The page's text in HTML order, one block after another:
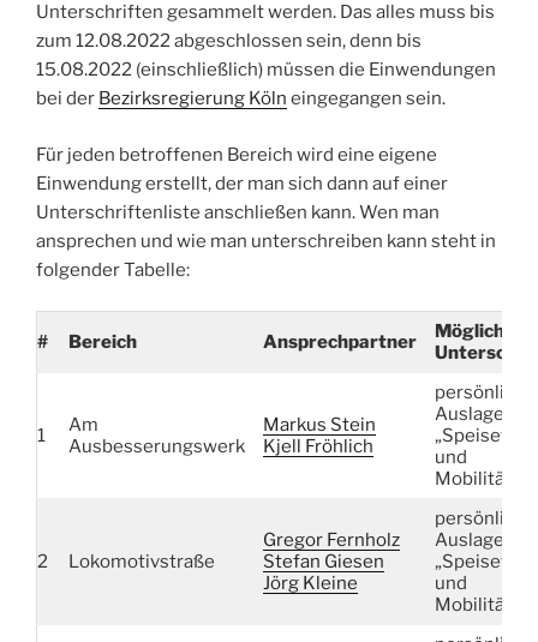
Unterschriften gesammelt werden. Das alles muss bis
zum 12.08.2022 abgeschlossen sein, denn bis
15.08.2022 (einschließlich) müssen die Einwendungen
bei der Bezirksregierung Köln eingegangen sein.
Für jeden betroffenen Bereich wird eine eigene
Einwendung erstellt, der man sich dann auf einer
Unterschriftenliste anschließen kann. Wen man
ansprechen und wie man unterschreiben kann steht in
folgender Tabelle:
# Bereich Ansprechpartner
1
Am
Ausbesserungswerk
Markus Stein
Kjell Fröhlich
persönlich
Auslage
und
2 Lokomotivstraße
Gregor Fernholz
Stefan Giesen
Jörg Kleine
persönlich
Auslage
und